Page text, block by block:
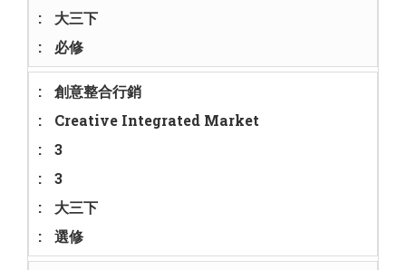
大三下
必修
創意整合行銷
Creative Integrated Market
3
3
大三下
選修